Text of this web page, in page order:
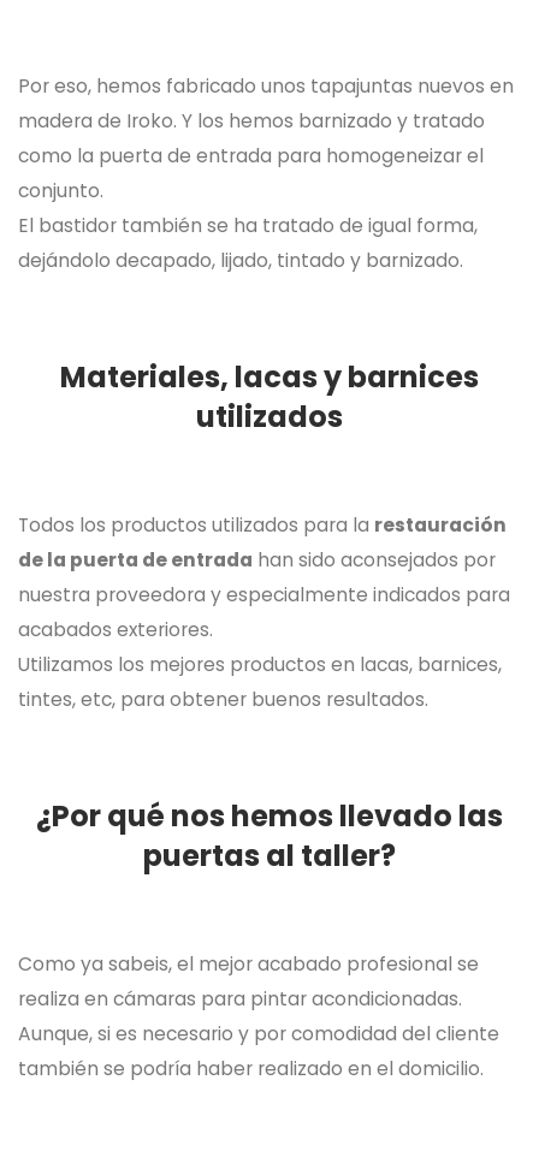
Por eso, hemos fabricado unos tapajuntas nuevos en
madera de Iroko. Y los hemos barnizado y tratado
como la puerta de entrada para homogeneizar el
conjunto.
El bastidor también se ha tratado de igual forma,
dejándolo decapado, lijado, tintado y barnizado.
Materiales, lacas y barnices
utilizados
Todos los productos utilizados para la restauración
de la puerta de entrada han sido aconsejados por
nuestra proveedora y especialmente indicados para
acabados exteriores.
Utilizamos los mejores productos en lacas, barnices,
tintes, etc, para obtener buenos resultados.
¿Por qué nos hemos llevado las
puertas al taller?
Como ya sabeis, el mejor acabado profesional se
realiza en cámaras para pintar acondicionadas.
Aunque, si es necesario y por comodidad del cliente
también se podría haber realizado en el domicilio.